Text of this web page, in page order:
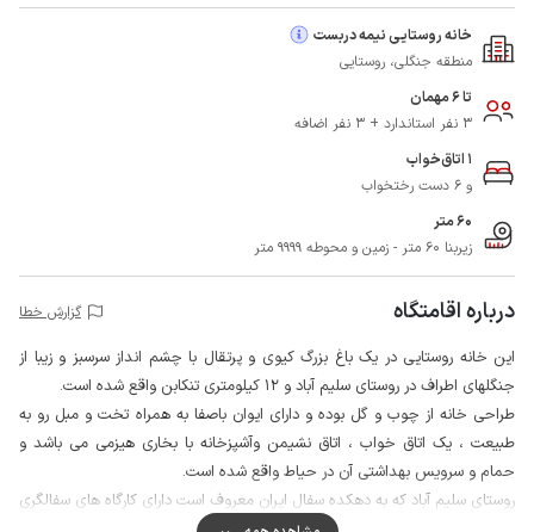
خانه روستایی نیمه دربست
منطقه جنگلی، روستایی
تا 6 مهمان
3 نفر استاندارد + 3 نفر اضافه
1 اتاق‌خواب
و 6 دست رختخواب
60 متر
زیربنا 60 متر - زمین و محوطه 9999 متر
درباره اقامتگاه گزارش خطا
این خانه روستایی در یک باغ بزرگ کیوی و پرتقال با چشم انداز سرسبز و زیبا از
جنگلهای اطراف در روستای سلیم آباد و 12 کیلومتری تنکابن واقع شده است.
طراحی خانه از چوب و گل بوده و دارای ایوان باصفا به همراه تخت و مبل رو به
طبیعت ، یک اتاق خواب ، اتاق نشیمن وآشپزخانه با بخاری هیزمی می باشد و
حمام و سرویس بهداشتی آن در حیاط واقع شده است.
روستای سلیم آباد که به دهکده سفال ایران معروف است دارای کارگاه های سفالگری